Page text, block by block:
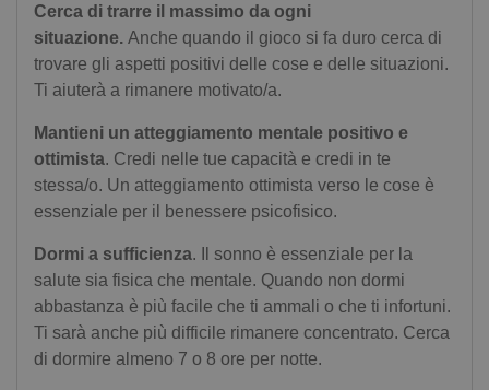
Cerca di trarre il massimo da ogni
situazione. Anche quando il gioco si fa duro cerca di
trovare gli aspetti positivi delle cose e delle situazioni.
Ti aiuterà a rimanere motivato/a.
Mantieni un atteggiamento mentale positivo e
ottimista. Credi nelle tue capacità e credi in te
stessa/o. Un atteggiamento ottimista verso le cose è
essenziale per il benessere psicofisico.
Dormi a sufficienza. Il sonno è essenziale per la
salute sia fisica che mentale. Quando non dormi
abbastanza è più facile che ti ammali o che ti infortuni.
Ti sarà anche più difficile rimanere concentrato. Cerca
di dormire almeno 7 o 8 ore per notte.